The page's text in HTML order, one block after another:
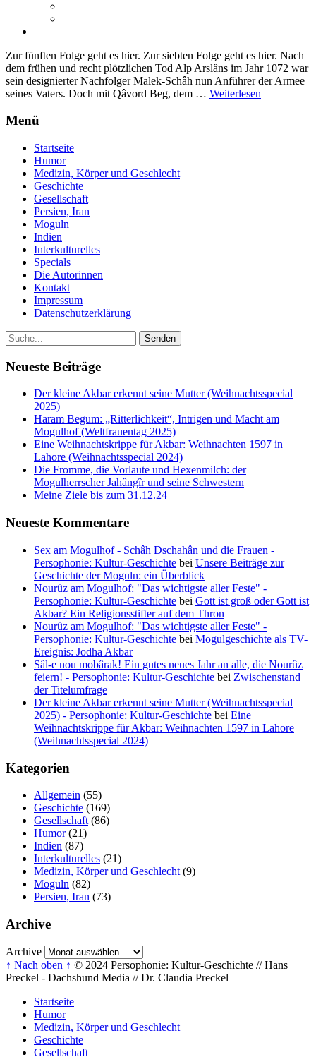
Zur fünften Folge geht es hier. Zur siebten Folge geht es hier. Nach
dem frühen und recht plötzlichen Tod Alp Arslâns im Jahr 1072 war
sein designierter Nachfolger Malek-Schâh nun Anführer der Armee
seines Vaters. Doch mit Qâvord Beg, dem … Weiterlesen
Menü
Startseite
Humor
Medizin, Körper und Geschlecht
Geschichte
Gesellschaft
Persien, Iran
Moguln
Indien
Interkulturelles
Specials
Die Autorinnen
Kontakt
Impressum
Datenschutzerklärung
Neueste Beiträge
Der kleine Akbar erkennt seine Mutter (Weihnachtsspecial
2025)
Haram Begum: „Ritterlichkeit“, Intrigen und Macht am
Mogulhof (Weltfrauentag 2025)
Eine Weihnachtskrippe für Akbar: Weihnachten 1597 in
Lahore (Weihnachtsspecial 2024)
Die Fromme, die Vorlaute und Hexenmilch: der
Mogulherrscher Jahângîr und seine Schwestern
Meine Ziele bis zum 31.12.24
Neueste Kommentare
Sex am Mogulhof - Schâh Dschahân und die Frauen -
Persophonie: Kultur-Geschichte bei Unsere Beiträge zur
Geschichte der Moguln: ein Überblick
Nourûz am Mogulhof: "Das wichtigste aller Feste" -
Persophonie: Kultur-Geschichte bei Gott ist groß oder Gott ist
Akbar? Ein Religionsstifter auf dem Thron
Nourûz am Mogulhof: "Das wichtigste aller Feste" -
Persophonie: Kultur-Geschichte bei Mogulgeschichte als TV-
Ereignis: Jodha Akbar
Sâl-e nou mobârak! Ein gutes neues Jahr an alle, die Nourûz
feiern! - Persophonie: Kultur-Geschichte bei Zwischenstand
der Titelumfrage
Der kleine Akbar erkennt seine Mutter (Weihnachtsspecial
2025) - Persophonie: Kultur-Geschichte bei Eine
Weihnachtskrippe für Akbar: Weihnachten 1597 in Lahore
(Weihnachtsspecial 2024)
Kategorien
Allgemein (55)
Geschichte (169)
Gesellschaft (86)
Humor(21)
Indien (87)
Interkulturelles (21)
Medizin, Körper und Geschlecht (9)
Moguln (82)
Persien, Iran (73)
Archive
Archive
↑ Nach oben ↑ © 2024 Persophonie: Kultur-Geschichte // Hans
Preckel - Dachshund Media // Dr. Claudia Preckel
Startseite
Humor
Medizin, Körper und Geschlecht
Geschichte
Gesellschaft